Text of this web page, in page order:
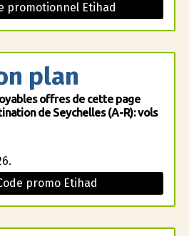
promotionnel Etihad
plan
offres de cette page
de Seychelles (A-R): vols
promo Etihad